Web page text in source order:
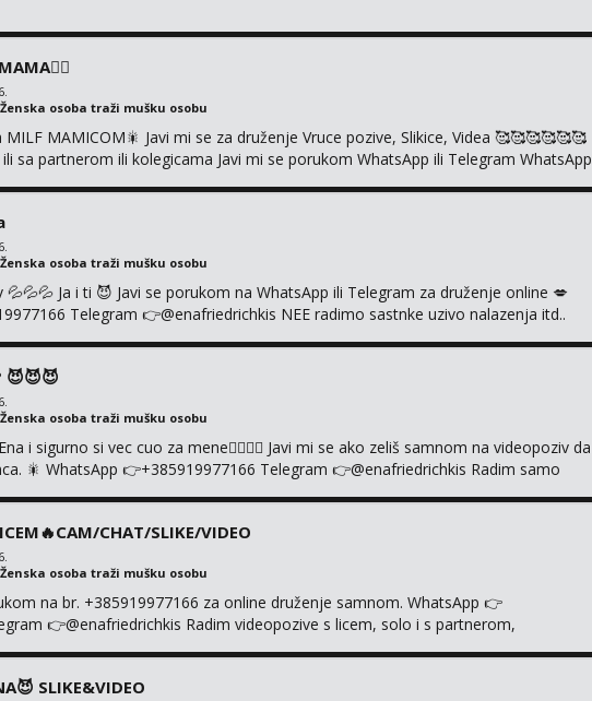
Ženska osoba traži mušku osobu
MAMICOM🎇 Javi mi se za druženje Vruce pozive, Slikice, Videa 🥰🥰🥰🥰🥰🥰
sa partnerom ili kolegicama Javi mi se porukom WhatsApp ili Telegram WhatsApp
Ženska osoba traži mušku osobu
Ja i ti 😈 Javi se porukom na WhatsApp ili Telegram za druženje online 💋
Telegram 👉@enafriedrichkis NEE radimo sastnke uzivo nalazenja itd..
Ženska osoba traži mušku osobu
i sigurno si vec cuo za mene❤️‍🔥❤️‍🔥 Javi mi se ako zeliš samnom na videopoziv da
🎇 WhatsApp 👉+385919977166 Telegram 👉@enafriedrichkis Radim samo
CHAT/SLIKE/VIDEO
Ženska osoba traži mušku osobu
na br. +385919977166 za online druženje samnom. WhatsApp 👉
👉@enafriedrichkis Radim videopozive s licem, solo i s partnerom,
SLIKE&VIDEO